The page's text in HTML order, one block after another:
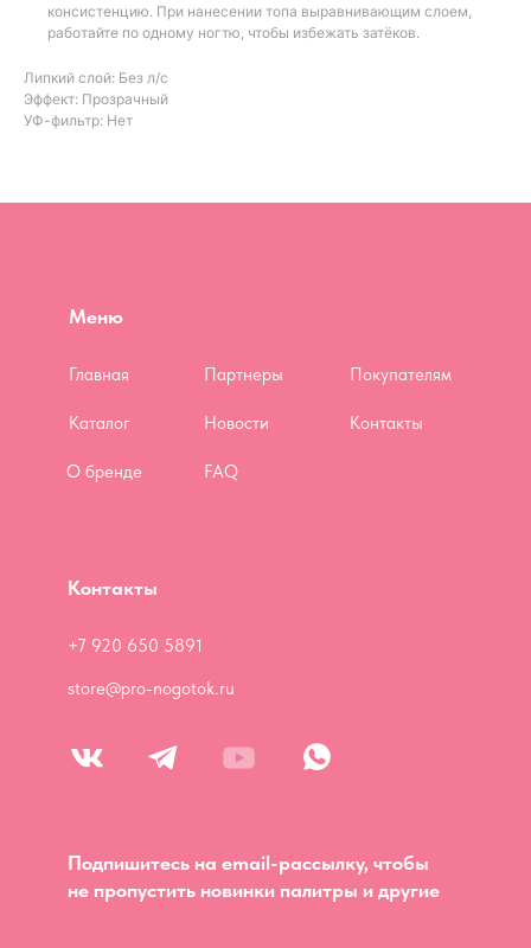
консистенцию. При нанесении топа выравнивающим слоем,
работайте по одному ногтю, чтобы избежать затёков.
Липкий слой: Без л/с
Эффект: Прозрачный
УФ-фильтр: Нет
Меню
Главная
Каталог
О бренде
Партнеры
Новости Контакты
Покупателям
Контакты
Подпишитесь на email-рассылку, чтобы
не пропустить новинки палитры и другие
+7 920 650 5891
store@pro-nogotok.ru
FAQ